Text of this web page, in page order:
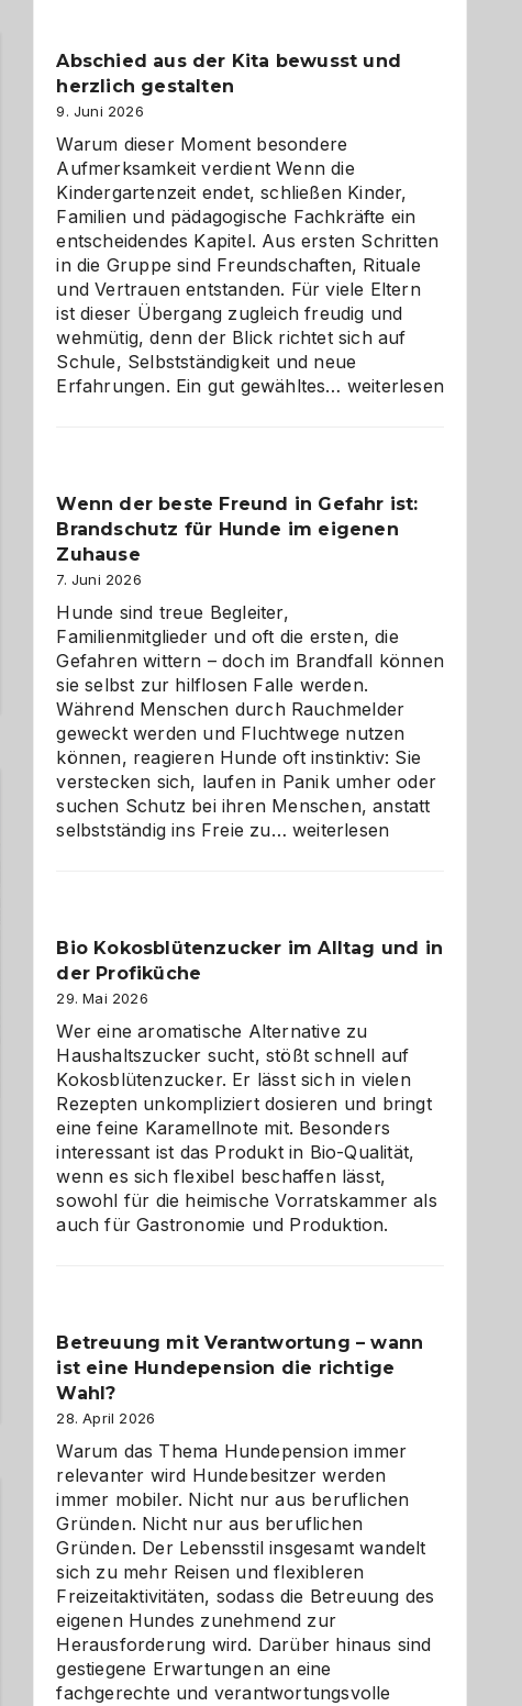
verstehen
Abschied aus der Kita bewusst und
herzlich gestalten
9. Juni 2026
Warum dieser Moment besondere
Aufmerksamkeit verdient Wenn die
Kindergartenzeit endet, schließen Kinder,
Familien und pädagogische Fachkräfte ein
entscheidendes Kapitel. Aus ersten Schritten
in die Gruppe sind Freundschaften, Rituale
und Vertrauen entstanden. Für viele Eltern
ist dieser Übergang zugleich freudig und
wehmütig, denn der Blick richtet sich auf
Schule, Selbstständigkeit und neue
Erfahrungen. Ein gut gewähltes… Abschied
und
herzlich
weiterlesen
Wenn der beste Freund in Gefahr ist:
Brandschutz für Hunde im eigenen
Zuhause
7. Juni 2026
Hunde sind treue Begleiter,
Familienmitglieder und oft die ersten, die
Gefahren wittern – doch im Brandfall können
sie selbst zur hilflosen Falle werden.
Während Menschen durch Rauchmelder
geweckt werden und Fluchtwege nutzen
können, reagieren Hunde oft instinktiv: Sie
verstecken sich, laufen in Panik umher oder
suchen Schutz bei ihren Menschen, anstatt
selbstständig ins Freie zu… Wenn
Gefahr
für
Hunde
im
eigenen
Zuhause
weiterlesen
Bio Kokosblütenzucker im Alltag und in
der Profiküche
29. Mai 2026
Wer eine aromatische Alternative zu
Haushaltszucker sucht, stößt schnell auf
Kokosblütenzucker. Er lässt sich in vielen
Rezepten unkompliziert dosieren und bringt
eine feine Karamellnote mit. Besonders
interessant ist das Produkt in Bio-Qualität,
wenn es sich flexibel beschaffen lässt,
sowohl für die heimische Vorratskammer als
auch für Gastronomie und Produktion.
Betreuung mit Verantwortung – wann
ist eine Hundepension die richtige
Wahl?
28. April 2026
Warum das Thema Hundepension immer
relevanter wird Hundebesitzer werden
immer mobiler. Nicht nur aus beruflichen
Gründen. Nicht nur aus beruflichen
Gründen. Der Lebensstil insgesamt wandelt
sich zu mehr Reisen und flexibleren
Freizeitaktivitäten, sodass die Betreuung des
eigenen Hundes zunehmend zur
Herausforderung wird. Darüber hinaus sind
gestiegene Erwartungen an eine
fachgerechte und verantwortungsvolle